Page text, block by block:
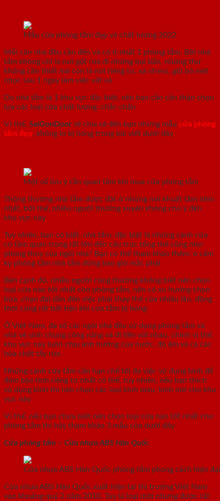
Mẫu cửa phòng tắm đẹp và chất lượng 2022
Mỗi căn nhà đều cần đến và có ít nhất 1 phòng tắm. Bởi nhà
tắm không chỉ là nơi gột rửa đi những bụi bẩn, những thứ
không cần thiết mà còn là nơi riêng tư, xả stress, giũ bỏ mệt
nhọc sau 1 ngày làm việc vất vả
Do nhà tắm là 1 khu vực đặc biệt, nên bạn cần cẩn thận chọn
lựa các loại cửa chất lượng, chắc chắn
Vì thế, SaiGonDoor sẽ chia sẻ đến bạn những mẫu cửa phòng
tắm đẹp, không lo bị hỏng trong bài viết dưới đây
Một số lưu ý cần quan tâm khi mua cửa phòng tắm
Thông thường nhà tắm được đặt ở những nơi khuất tầm nhìn
nhất, bởi thế, nhiều người thường xuyên không chú ý đến
khu vực này
Tuy nhiên, bạn có biết, nhà tắm, đặc biệt là những cánh cửa
có tầm quan trọng rất lớn đến cấu trúc tổng thể cũng như
phong thủy của ngôi nhà? Bạn có thể tham khảo thêm: 6 cấm
kỵ phòng tắm nhà tắm đừng bao giờ mắc phải
Bên cạnh đó, nhiều người cũng thường không biết nên chọn
loại cửa nào tốt nhất cho phòng tắm, nên có xu hướng chọn
bừa, chọn đại dẫn đến việc phải thay thế cửa nhiều lần, đồng
thời cũng rất bất tiện khi cửa tắm bị hỏng
Ở Việt Nam, đa số các ngôi nhà đều sử dụng phòng tắm và
nhà vệ sinh chung công năng và đi liền với nhau, chính vì thế,
khu vực này luôn chịu ảnh hưởng của nước, độ ẩm và cả các
hóa chất tẩy rửa
Những cánh cửa tắm cần hạn chế tối đa việc sử dụng kính để
đảm bảo tính riêng tư nhất có thể, tuy nhiên, nếu bạn thích
sử dụng kính thì nên chọn các loại kính màu, kính mờ cho khu
vực này
Vì thế, nếu bạn chưa biết nên chọn loại cửa nào tốt nhất cho
phòng tắm thì hãy tham khảo 3 mẫu cửa dưới đây
Cửa phòng tắm – Cửa nhựa ABS Hàn Quốc
Cửa nhựa ABS Hàn Quốc phòng tắm phong cách hiện đại
Cửa nhựa ABS Hàn Quốc xuất hiện tại thị trường Việt Nam
vào khoảng quý 2 năm 2010. Tuy là loại mới nhưng được rất